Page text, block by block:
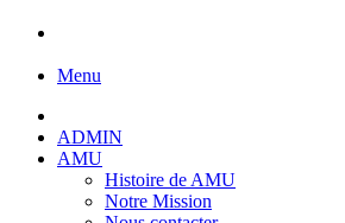
Menu
ADMIN
AMU
Histoire de AMU
Notre Mission